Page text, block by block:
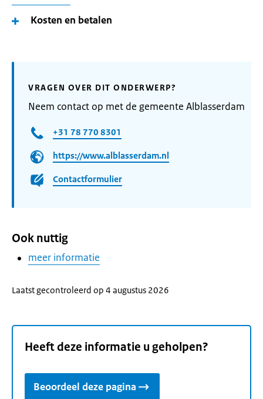
Kosten en betalen
VRAGEN OVER DIT ONDERWERP?
Neem contact op met de gemeente Alblasserdam
+31 78 770 8301
https://www.alblasserdam.nl
Contactformulier
Ook nuttig
meer informatie
Laatst gecontroleerd op 4 augustus 2026
Heeft deze informatie u geholpen?
Beoordeel deze pagina